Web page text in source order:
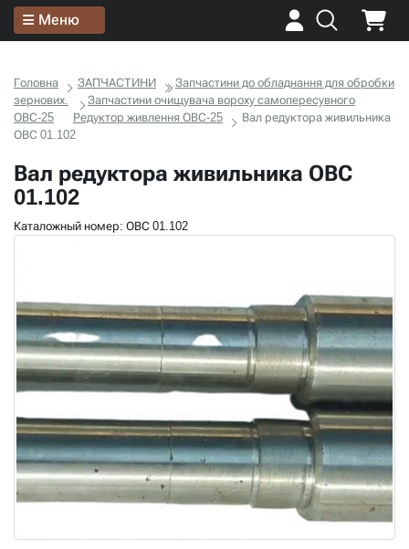
Меню
Головна ЗАПЧАСТИНИ
Запчастини до обладнання для обробки
зернових.
Запчастини очищувача вороху самопересувного
ОВС-25
Редуктор живлення ОВС-25
Вал редуктора живильника
ОВС 01.102
Вал редуктора живильника ОВС
01.102
Каталожный номер: ОВС 01.102